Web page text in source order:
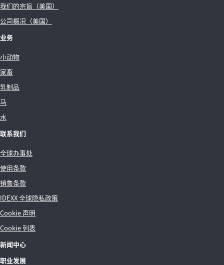
我们的宗旨（美国）
公司概况（美国）
业务
小动物
家畜
乳制品
马
水
联系我们
全球办事处
使用条款
销售条款
IDEXX 全球隐私政策
Cookie 声明
Cookie 列表
新闻中心
职业发展